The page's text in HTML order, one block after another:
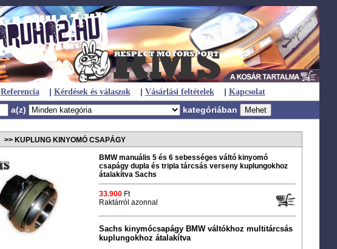
Referencia | Kérdések és válaszok | Vásárlási feltételek | Kapcsolat
a(z) kategóriában
>> KUPLUNG KINYOMÓ CSAPÁGY
BMW manuális 5 és 6 sebességes váltó kinyomó
csapágy dupla és tripla tárcsás verseny kuplungokhoz
átalakítva Sachs
33.900 Ft
Raktárról azonnal
Sachs kinymócsapágy BMW váltókhoz multitárcsás
kuplungokhoz átalakítva